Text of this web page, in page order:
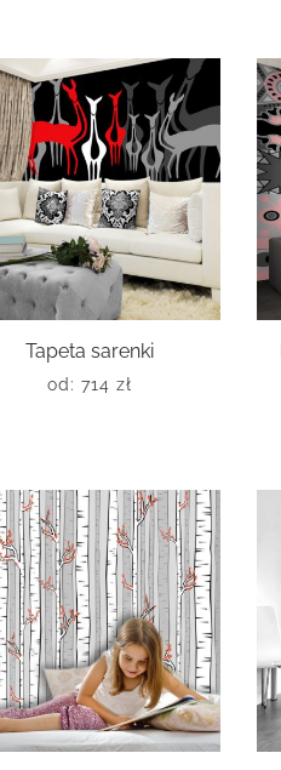
Tapeta sarenki
od: 714 zł